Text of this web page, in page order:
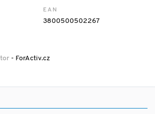
EAN
3800500502267
- ForActiv.cz